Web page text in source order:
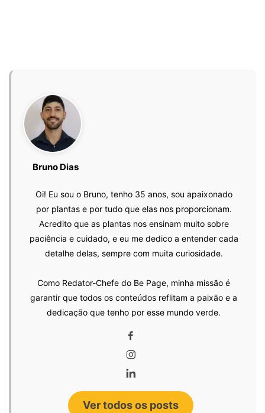
Bruno Dias
Oi! Eu sou o Bruno, tenho 35 anos, sou apaixonado
por plantas e por tudo que elas nos proporcionam.
Acredito que as plantas nos ensinam muito sobre
paciência e cuidado, e eu me dedico a entender cada
detalhe delas, sempre com muita curiosidade.
Como Redator-Chefe do Be Page, minha missão é
garantir que todos os conteúdos reflitam a paixão e a
dedicação que tenho por esse mundo verde.
Ver todos os posts